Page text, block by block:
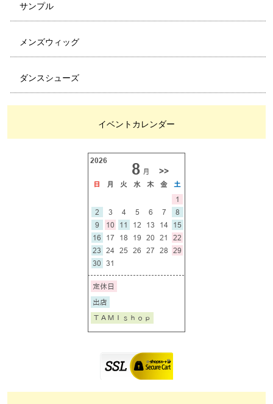
サンプル
メンズウィッグ
ダンスシューズ
イベントカレンダー